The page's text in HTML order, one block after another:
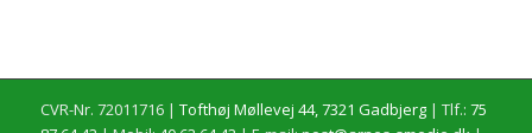
CVR-Nr. 72011716 | Tofthøj Møllevej 44, 7321 Gadbjerg| Tlf.: 75